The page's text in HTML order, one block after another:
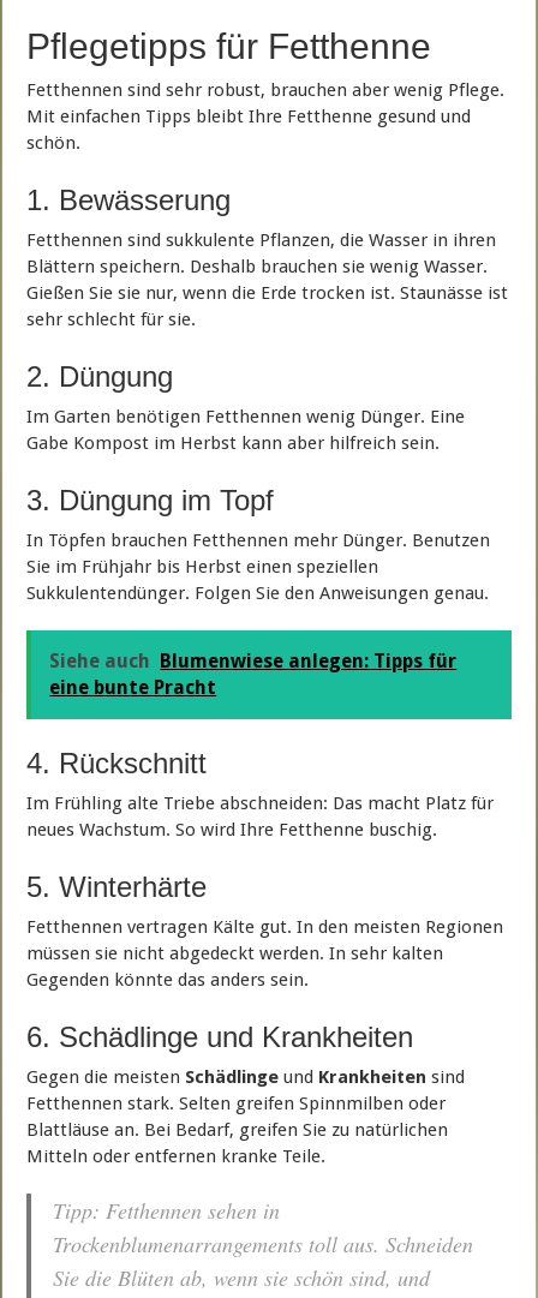
Pflegetipps für Fetthenne
Fetthennen sind sehr robust, brauchen aber wenig Pflege.
Mit einfachen Tipps bleibt Ihre Fetthenne gesund und
schön.
1. Bewässerung
Fetthennen sind sukkulente Pflanzen, die Wasser in ihren
Blättern speichern. Deshalb brauchen sie wenig Wasser.
Gießen Sie sie nur, wenn die Erde trocken ist. Staunässe ist
sehr schlecht für sie.
2. Düngung
Im Garten benötigen Fetthennen wenig Dünger. Eine
Gabe Kompost im Herbst kann aber hilfreich sein.
3. Düngung im Topf
In Töpfen brauchen Fetthennen mehr Dünger. Benutzen
Sie im Frühjahr bis Herbst einen speziellen
Sukkulentendünger. Folgen Sie den Anweisungen genau.
Siehe auch Blumenwiese anlegen: Tipps für
eine bunte Pracht
4. Rückschnitt
Im Frühling alte Triebe abschneiden: Das macht Platz für
neues Wachstum. So wird Ihre Fetthenne buschig.
5. Winterhärte
Fetthennen vertragen Kälte gut. In den meisten Regionen
müssen sie nicht abgedeckt werden. In sehr kalten
Gegenden könnte das anders sein.
6. Schädlinge und Krankheiten
Gegen die meisten Schädlinge und Krankheiten sind
Fetthennen stark. Selten greifen Spinnmilben oder
Blattläuse an. Bei Bedarf, greifen Sie zu natürlichen
Mitteln oder entfernen kranke Teile.
Tipp: Fetthennen sehen in
Trockenblumenarrangements toll aus. Schneiden
Sie die Blüten ab, wenn sie schön sind, und